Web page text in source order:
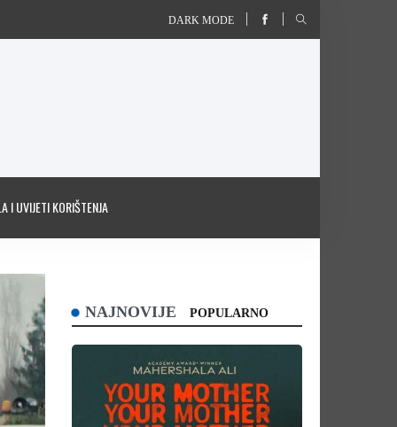
DARK MODE
I UVIJETI KORIŠTENJA
NAJNOVIJE POPULARNO